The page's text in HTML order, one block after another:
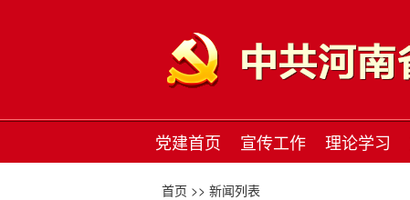
党建首页 宣传工作 理论学习
首页 >> 新闻列表